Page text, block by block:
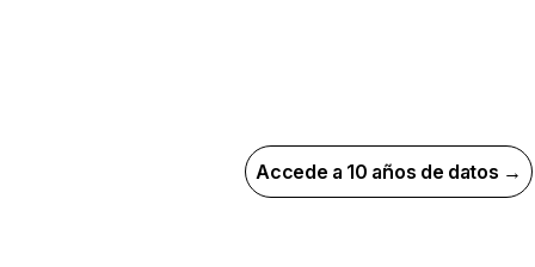
Accede a 10 años de datos →